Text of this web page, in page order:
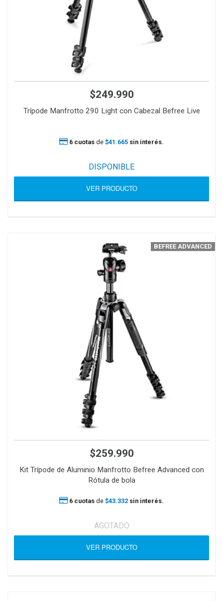
$249.990
Trípode Manfrotto 290 Light con Cabezal Befree Live
6 cuotas de $41.665 sin interés.
DISPONIBLE
VER PRODUCTO
$259.990
Kit Trípode de Aluminio Manfrotto Befree Advanced con
Rótula de bola
BEFREE ADVANCED
6 cuotas de $43.332 sin interés.
AGOTADO
VER PRODUCTO